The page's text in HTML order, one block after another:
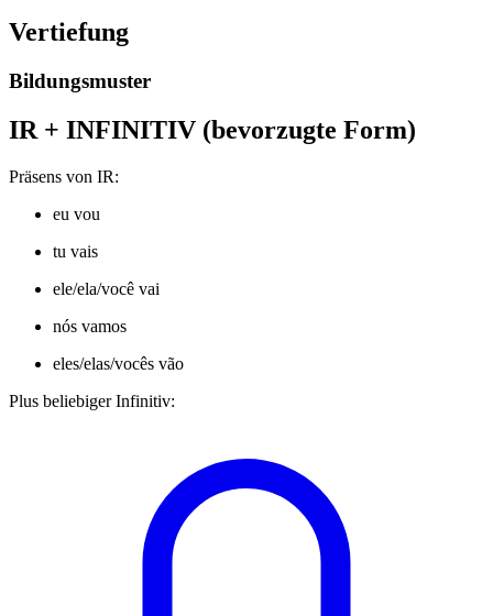
Vertiefung
Bildungsmuster
IR + INFINITIV (bevorzugte Form)
Präsens von IR:
eu vou
tu vais
ele/ela/você vai
nós vamos
eles/elas/vocês vão
Plus beliebiger Infinitiv: